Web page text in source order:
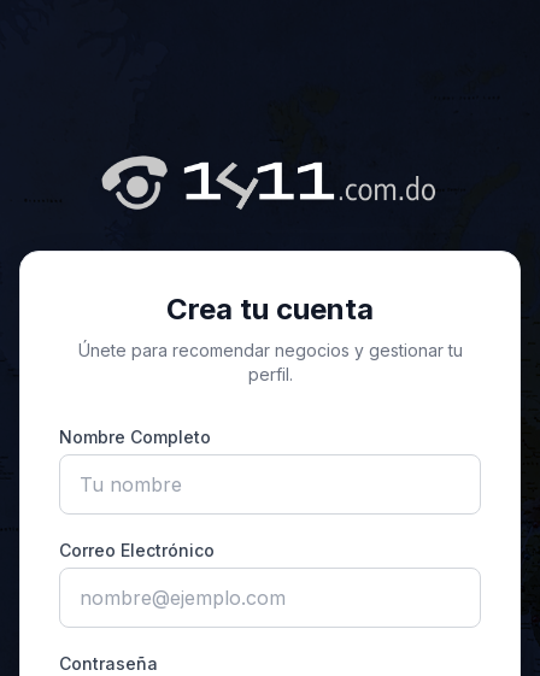
Crea tu cuenta
Únete para recomendar negocios y gestionar tu
perfil.
Nombre Completo
Correo Electrónico
Contraseña